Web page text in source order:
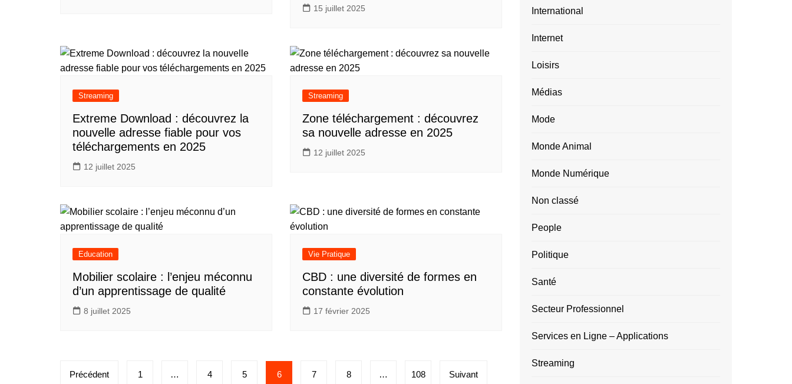
15 juillet 2025
Streaming
Extreme Download : découvrez la
nouvelle adresse fiable pour vos
téléchargements en 2025
12 juillet 2025
Streaming
Zone téléchargement : découvrez
sa nouvelle adresse en 2025
12 juillet 2025
Education
Mobilier scolaire : l’enjeu méconnu
d’un apprentissage de qualité
8 juillet 2025
Vie Pratique
CBD : une diversité de formes en
constante évolution
17 février 2025
Pagination
Précédent 1 … 4 5 6 7 8 … 108 Suivant
International
Internet
Loisirs
Médias
Mode
Monde Animal
Monde Numérique
Non classé
People
Politique
Santé
Secteur Professionnel
Services en Ligne – Applications
Streaming